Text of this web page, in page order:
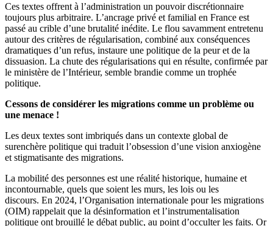
Ces textes offrent à l’administration un pouvoir discrétionnaire
toujours plus arbitraire. L’ancrage privé et familial en France est
passé au crible d’une brutalité inédite. Le flou savamment entretenu
autour des critères de régularisation, combiné aux conséquences
dramatiques d’un refus, instaure une politique de la peur et de la
dissuasion. La chute des régularisations qui en résulte, confirmée par
le ministère de l’Intérieur, semble brandie comme un trophée
politique.
Cessons de considérer les migrations comme un problème ou
une menace !
Les deux textes sont imbriqués dans un contexte global de
surenchère politique qui traduit l’obsession d’une vision anxiogène
et stigmatisante des migrations.
La mobilité des personnes est une réalité historique, humaine et
incontournable, quels que soient les murs, les lois ou les
discours. En 2024, l’Organisation internationale pour les migrations
(OIM) rappelait que la désinformation et l’instrumentalisation
politique ont brouillé le débat public, au point d’occulter les faits. Or